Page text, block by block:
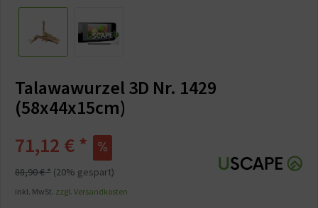
Talawawurzel 3D Nr. 1429
(58x44x15cm)
71,12 € *
88,90 € * (20% gespart)
inkl. MwSt. zzgl. Versandkosten